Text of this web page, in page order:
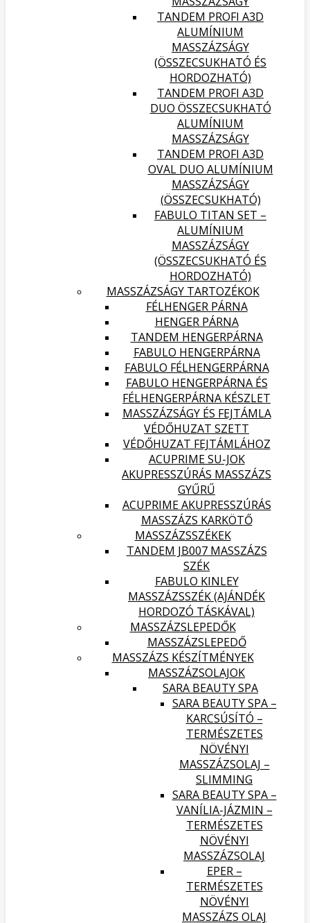
TANDEM PROFI A3D
ALUMÍNIUM
MASSZÁZSÁGY
(ÖSSZECSUKHATÓ ÉS
HORDOZHATÓ)
TANDEM PROFI A3D
DUO ÖSSZECSUKHATÓ
ALUMÍNIUM
MASSZÁZSÁGY
TANDEM PROFI A3D
OVAL DUO ALUMÍNIUM
MASSZÁZSÁGY
(ÖSSZECSUKHATÓ)
FABULO TITAN SET –
ALUMÍNIUM
MASSZÁZSÁGY
(ÖSSZECSUKHATÓ ÉS
HORDOZHATÓ)
MASSZÁZSÁGY TARTOZÉKOK
FÉLHENGER PÁRNA
HENGER PÁRNA
TANDEM HENGERPÁRNA
FABULO HENGERPÁRNA
FABULO FÉLHENGERPÁRNA
FABULO HENGERPÁRNA ÉS
FÉLHENGERPÁRNA KÉSZLET
MASSZÁZSÁGY ÉS FEJTÁMLA
VÉDŐHUZAT SZETT
VÉDŐHUZAT FEJTÁMLÁHOZ
ACUPRIME SU-JOK
AKUPRESSZÚRÁS MASSZÁZS
GYŰRŰ
ACUPRIME AKUPRESSZÚRÁS
MASSZÁZS KARKÖTŐ
MASSZÁZSSZÉKEK
TANDEM JB007 MASSZÁZS
SZÉK
FABULO KINLEY
MASSZÁZSSZÉK (AJÁNDÉK
HORDOZÓ TÁSKÁVAL)
MASSZÁZSLEPEDŐK
MASSZÁZSLEPEDŐ
MASSZÁZS KÉSZÍTMÉNYEK
MASSZÁZSOLAJOK
SARA BEAUTY SPA
SARA BEAUTY SPA –
KARCSÚSÍTÓ –
TERMÉSZETES
NÖVÉNYI
MASSZÁZSOLAJ –
SLIMMING
SARA BEAUTY SPA –
VANÍLIA-JÁZMIN –
TERMÉSZETES
NÖVÉNYI
MASSZÁZSOLAJ
EPER –
TERMÉSZETES
NÖVÉNYI
MASSZÁZS OLAJ